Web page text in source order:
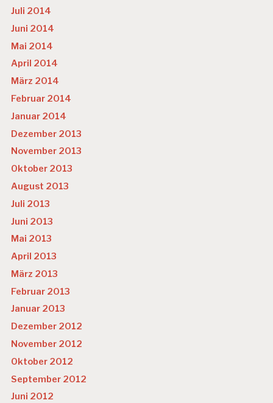
Juli 2014
Juni 2014
Mai 2014
April 2014
März 2014
Februar 2014
Januar 2014
Dezember 2013
November 2013
Oktober 2013
August 2013
Juli 2013
Juni 2013
Mai 2013
April 2013
März 2013
Februar 2013
Januar 2013
Dezember 2012
November 2012
Oktober 2012
September 2012
Juni 2012